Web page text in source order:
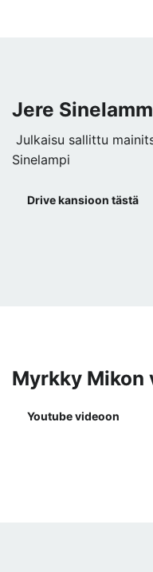
Jere
Julkaisu sallittu
Sinelampi
Drive kansioon tästä
Myrkky Mikon
Youtube videoon